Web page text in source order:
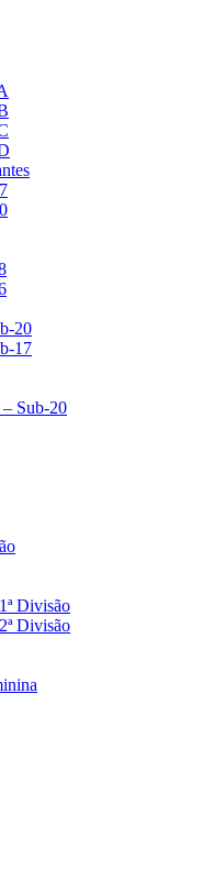
20
17
Sub-20
Divisão
Divisão